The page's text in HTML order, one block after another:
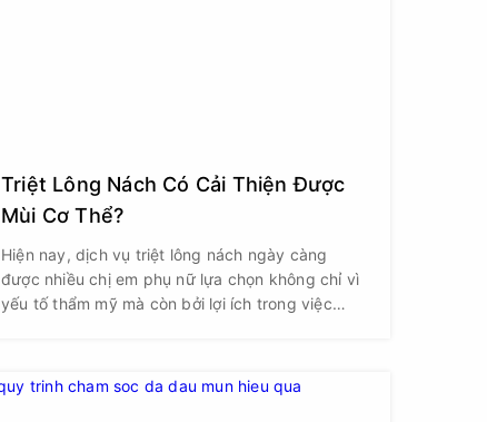
Triệt Lông Nách Có Cải Thiện Được
Mùi Cơ Thể?
Hiện nay, dịch vụ triệt lông nách ngày càng
được nhiều chị em phụ nữ lựa chọn không chỉ vì
yếu tố thẩm mỹ mà còn bởi lợi ích trong việc
tay hay không?